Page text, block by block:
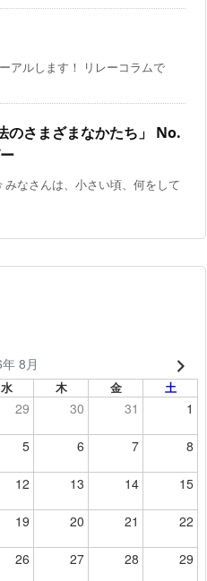
アルします！ リレーコラムで
のさまざまなかたち」 No.
なさんは、小さい頃、何をして
8月
水 木 金 土
29 30 31 1
5 6 7 8
12 13 14 15
19 20 21 22
26 27 28 29